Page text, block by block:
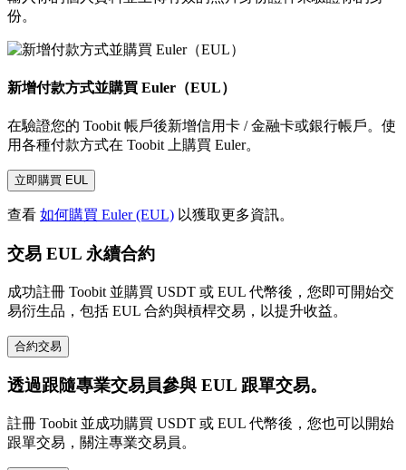
份。
新增付款方式並購買 Euler（EUL）
在驗證您的 Toobit 帳戶後新增信用卡 / 金融卡或銀行帳戶。使
用各種付款方式在 Toobit 上購買 Euler。
立即購買 EUL
查看 如何購買 Euler (EUL) 以獲取更多資訊。
交易 EUL 永續合約
成功註冊 Toobit 並購買 USDT 或 EUL 代幣後，您即可開始交
易衍生品，包括 EUL 合約與槓桿交易，以提升收益。
合約交易
透過跟隨專業交易員參與 EUL 跟單交易。
註冊 Toobit 並成功購買 USDT 或 EUL 代幣後，您也可以開始
跟單交易，關注專業交易員。